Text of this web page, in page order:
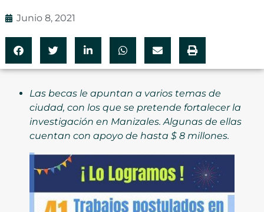
Junio 8, 2021
Las becas le apuntan a varios temas de
ciudad, con los que se pretende fortalecer la
investigación en Manizales. Algunas de ellas
cuentan con apoyo de hasta $ 8 millones.